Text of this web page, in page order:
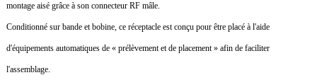
montage aisé grâce à son connecteur RF mâle.
Conditionné sur bande et bobine, ce réceptacle est conçu pour être placé à l'aide
d'équipements automatiques de « prélèvement et de placement » afin de faciliter
l'assemblage.